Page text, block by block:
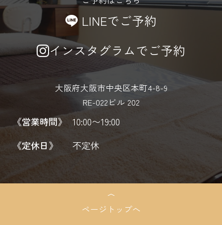
LINEでご予約
インスタグラムでご予約
大阪府大阪市中央区本町4-8-9
RE-022ビル 202
《営業時間》
10:00〜19:00
《定休日》
不定休
ページトップへ